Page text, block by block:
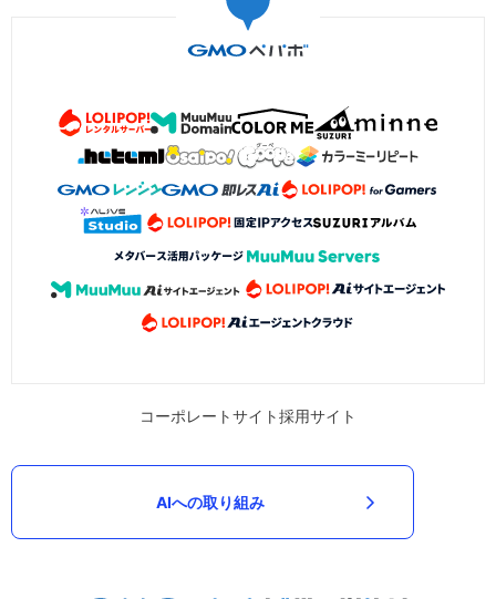
コーポレートサイト採用サイト
AIへの取り組み